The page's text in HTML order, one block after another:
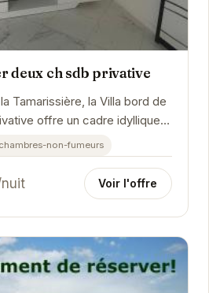
deux ch sdb privative
Tamarissière, la Villa bord de
offre un cadre idyllique
Ses deux...
chambres-non-fumeurs
Voir l'offre